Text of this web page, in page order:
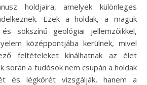
holdjaira, amelyek különleges
Ezek a holdak, a maguk
sokszínű geológiai jellemzőikkel,
középpontjába kerülnek, mivel
feltételeket kínálhatnak az élet
során a tudósok nem csupán a holdak
és légkörét vizsgálják, hanem a